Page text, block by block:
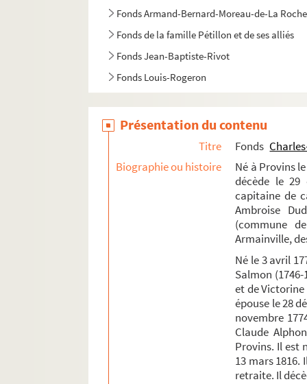
Fonds Armand-Bernard-Moreau-de-La
Fonds de la famille Pétillon et de ses alliés
Fonds Jean-Baptiste-Rivot
Fonds Louis-Rogeron
Présentation du contenu
Titre Fonds
Biographie ou histoire
Né à Provins
décède le
capitaine de
Ambroise
(commune
Armainville,
Né le 3 avril
Salmon
et de Victorine
épouse le 28
novembre
Claude
Provins. Il est
13 mars 1816.
retraite. Il